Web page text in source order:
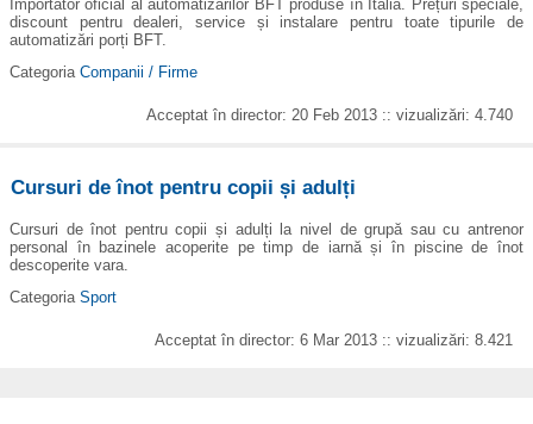
Importator oficial al automatizărilor BFT produse în Italia. Prețuri speciale,
discount pentru dealeri, service și instalare pentru toate tipurile de
automatizări porți BFT.
Categoria Companii / Firme
Acceptat în director: 20 Feb 2013 :: vizualizări: 4.740
Cursuri de înot pentru copii și adulți
Cursuri de înot pentru copii și adulți la nivel de grupă sau cu antrenor
personal în bazinele acoperite pe timp de iarnă și în piscine de înot
descoperite vara.
Categoria Sport
Acceptat în director: 6 Mar 2013 :: vizualizări: 8.421